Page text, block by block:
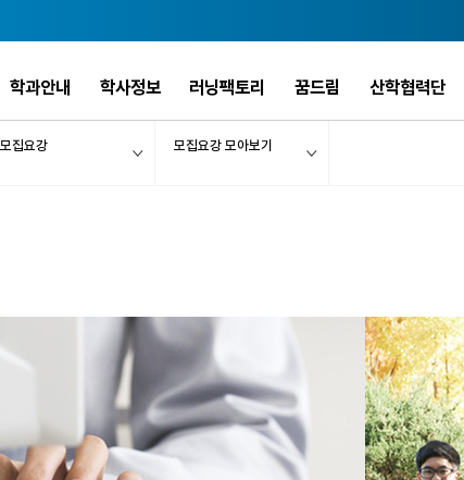
학과안내 학사정보 러닝팩토리 꿈드림 산학협력단
모집요강 모집요강 모아보기